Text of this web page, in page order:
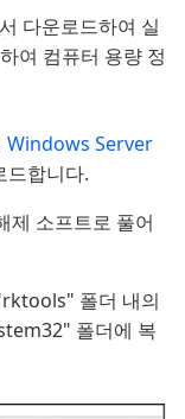
다운로드하여 실
여 컴퓨터 용량 정
Windows Server
드합니다.
소프트로 풀어
폴더 내의
폴더에 복